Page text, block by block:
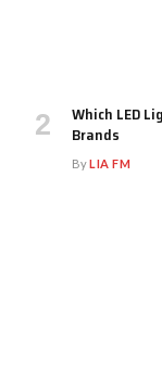
Which LED
Brands
ByLIA FM